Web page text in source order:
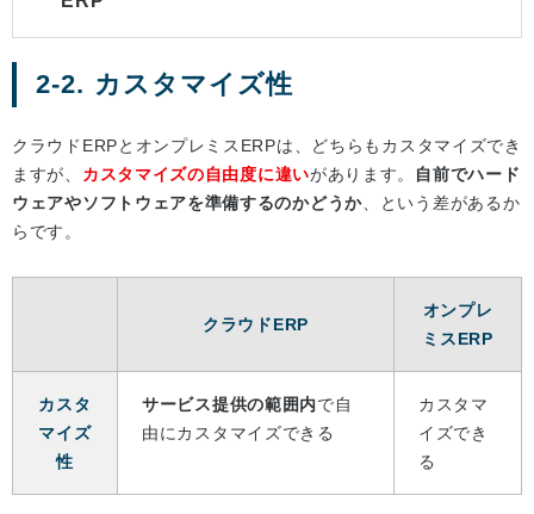
2-2. カスタマイズ性
クラウドERPとオンプレミスERPは、どちらもカスタマイズでき
ますが、 カスタマイズの自由度に違いがあります。
自前でハード
ウェアやソフトウェアを準備するのかどうか 、という差があるか
らです。
クラウドERP
オンプレ
ミスERP
カスタ
マイズ
性
サービス提供の範囲内で自
由にカスタマイズできる
カスタマ
イズでき
る